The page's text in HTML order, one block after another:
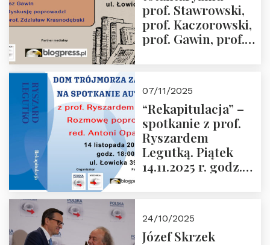
godz. 18:00.
prof. Stawrowski,
prof. Kaczorowski,
prof. Gawin, prof.
07/11/2025
“Rekapitulacja” –
spotkanie z prof.
Ryszardem
Legutką. Piątek
14.11.2025 r. godz.
24/10/2025
Józef Skrzek